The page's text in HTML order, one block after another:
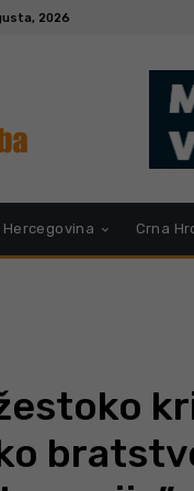
2026
Hercegovina Crna